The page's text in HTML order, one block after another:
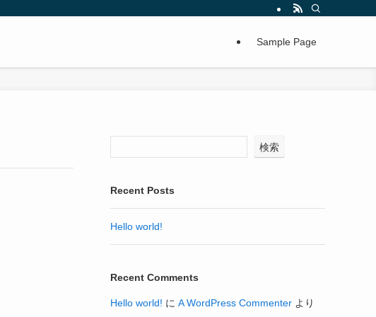
Sample Page
検索
Recent Posts
Hello world!
Recent Comments
Hello world! に A WordPress Commenter より